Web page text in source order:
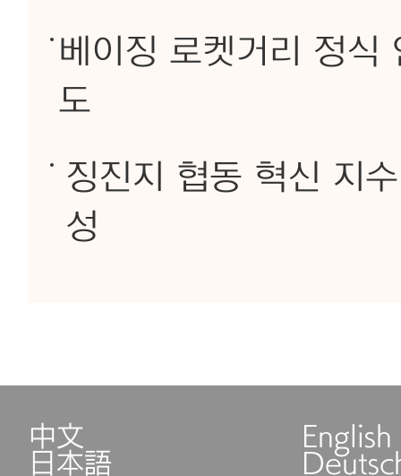
베이징 로켓거리 정식
도
징진지 협동 혁신 지
성
中文 English
日本語